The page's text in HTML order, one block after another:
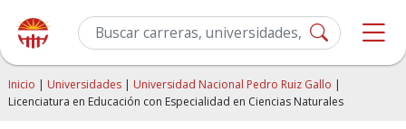
Inicio | Universidades | Universidad Nacional Pedro Ruiz Gallo |
Licenciatura en Educación con Especialidad en Ciencias Naturales